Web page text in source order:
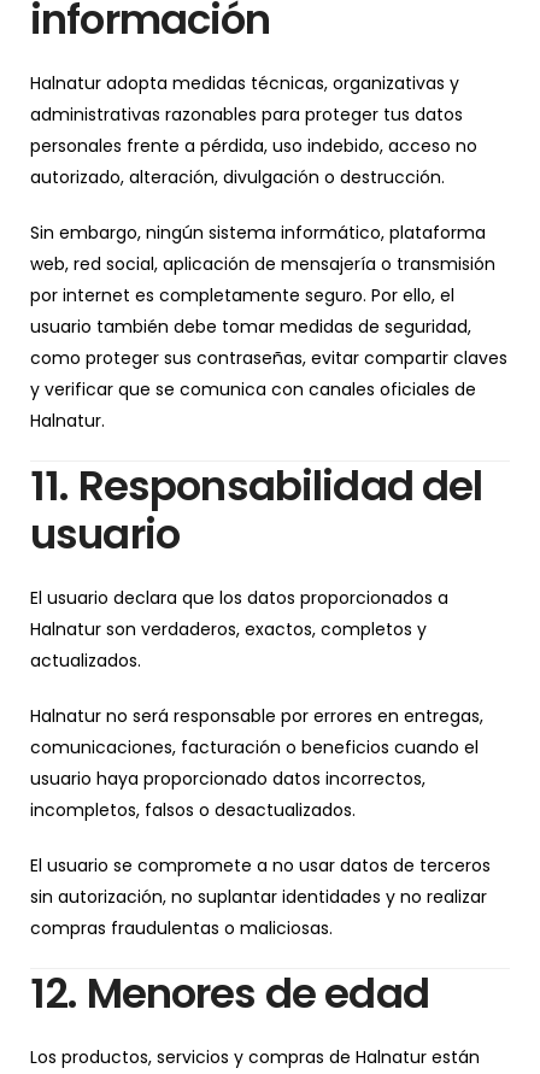
información
Halnatur adopta medidas técnicas, organizativas y
administrativas razonables para proteger tus datos
personales frente a pérdida, uso indebido, acceso no
autorizado, alteración, divulgación o destrucción.
Sin embargo, ningún sistema informático, plataforma
web, red social, aplicación de mensajería o transmisión
por internet es completamente seguro. Por ello, el
usuario también debe tomar medidas de seguridad,
como proteger sus contraseñas, evitar compartir claves
y verificar que se comunica con canales oficiales de
Halnatur.
11. Responsabilidad del
usuario
El usuario declara que los datos proporcionados a
Halnatur son verdaderos, exactos, completos y
actualizados.
Halnatur no será responsable por errores en entregas,
comunicaciones, facturación o beneficios cuando el
usuario haya proporcionado datos incorrectos,
incompletos, falsos o desactualizados.
El usuario se compromete a no usar datos de terceros
sin autorización, no suplantar identidades y no realizar
compras fraudulentas o maliciosas.
12. Menores de edad
Los productos, servicios y compras de Halnatur están